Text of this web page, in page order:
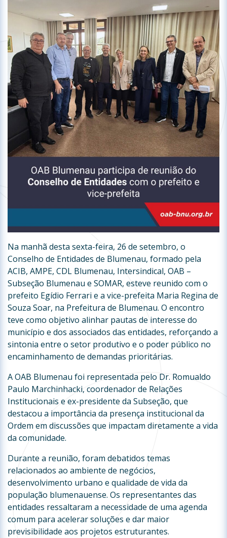
Na manhã desta sexta-feira, 26 de setembro, o
Conselho de Entidades de Blumenau, formado pela
ACIB, AMPE, CDL Blumenau, Intersindical, OAB –
Subseção Blumenau e SOMAR, esteve reunido com o
prefeito Egídio Ferrari e a vice-prefeita Maria Regina de
Souza Soar, na Prefeitura de Blumenau. O encontro
teve como objetivo alinhar pautas de interesse do
município e dos associados das entidades, reforçando a
sintonia entre o setor produtivo e o poder público no
encaminhamento de demandas prioritárias.
A OAB Blumenau foi representada pelo Dr. Romualdo
Paulo Marchinhacki, coordenador de Relações
Institucionais e ex-presidente da Subseção, que
destacou a importância da presença institucional da
Ordem em discussões que impactam diretamente a vida
da comunidade.
Durante a reunião, foram debatidos temas
relacionados ao ambiente de negócios,
desenvolvimento urbano e qualidade de vida da
população blumenauense. Os representantes das
entidades ressaltaram a necessidade de uma agenda
comum para acelerar soluções e dar maior
previsibilidade aos projetos estruturantes.